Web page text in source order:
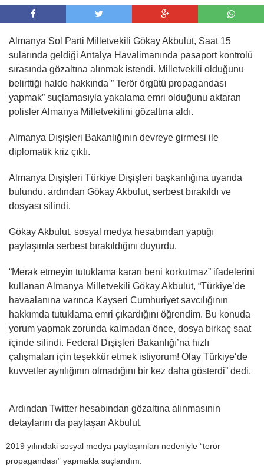
Almanya Sol Parti Milletvekili Gökay Akbulut, Saat 15
sularında geldiği Antalya Havalimanında pasaport kontrolü
sırasında gözaltına alınmak istendi. Milletvekili olduğunu
belirttiği halde hakkında ” Terör örgütü propagandası
yapmak” suçlamasıyla yakalama emri olduğunu aktaran
polisler Almanya Milletvekilini gözaltına aldı.
Almanya Dışişleri Bakanlığının devreye girmesi ile
diplomatik kriz çıktı.
Almanya Dışişleri Türkiye Dışişleri başkanlığına uyarıda
bulundu. ardından Gökay Akbulut, serbest bırakıldı ve
dosyası silindi.
Gökay Akbulut, sosyal medya hesabından yaptığı
paylaşımla serbest bırakıldığını duyurdu.
“Merak etmeyin tutuklama kararı beni korkutmaz” ifadelerini
kullanan Almanya Milletvekili Gökay Akbulut, “Türkiye’de
havaalanına varınca Kayseri Cumhuriyet savcılığının
hakkımda tutuklama emri çıkardığını öğrendim. Bu konuda
yorum yapmak zorunda kalmadan önce, dosya birkaç saat
içinde silindi. Federal Dışişleri Bakanlığı’na hızlı
çalışmaları için teşekkür etmek istiyorum! Olay Türkiye‘de
kuvvetler ayrılığının olmadığını bir kez daha gösterdi” dedi.
Ardından Twitter hesabından gözaltına alınmasının
detaylarını da paylaşan Akbulut,
2019 yılındaki sosyal medya paylaşımları nedeniyle “terör
propagandası” yapmakla suçlandım.